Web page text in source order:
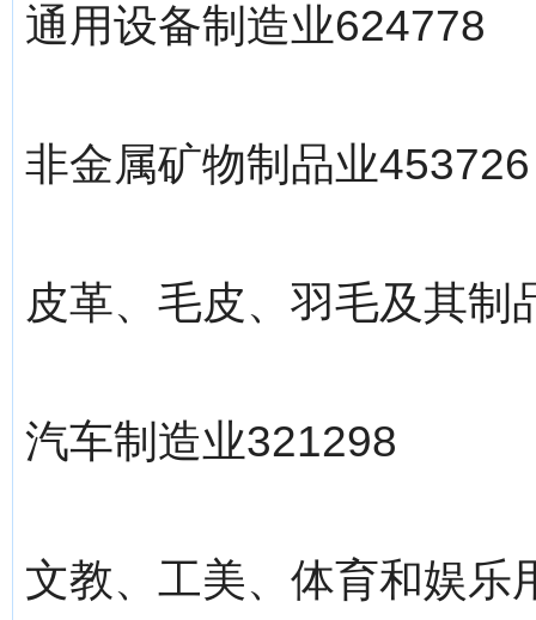
通用设备制造业624778
非金属矿物制品业453726
皮革、毛皮、羽毛及其制
汽车制造业321298
文教、工美、体育和娱乐